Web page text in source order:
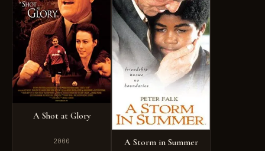
A Shot at Glory
2000 A Storm in Summer